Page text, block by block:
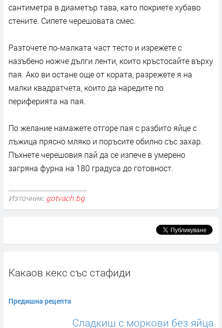
сантиметра в диаметър тава, като покриете хубаво
стените. Сипете черешовата смес.
Разточете по-малката част тесто и изрежете с
назъбено ножче дълги ленти, които кръстосайте върху
пая. Ако ви остане още от кората, разрежете я на
малки квадратчета, които да наредите по
периферията на пая.
По желание намажете отгоре пая с разбито яйце с
лъжица прясно мляко и поръсите обилно със захар.
Пъхнете черешовия пай да се изпече в умерено
загряна фурна на 180 градуса до готовност.
Източник: gotvach.bg
Какаов кекс със стафиди
Предишна рецепта
Сладкиш с моркови без яйца